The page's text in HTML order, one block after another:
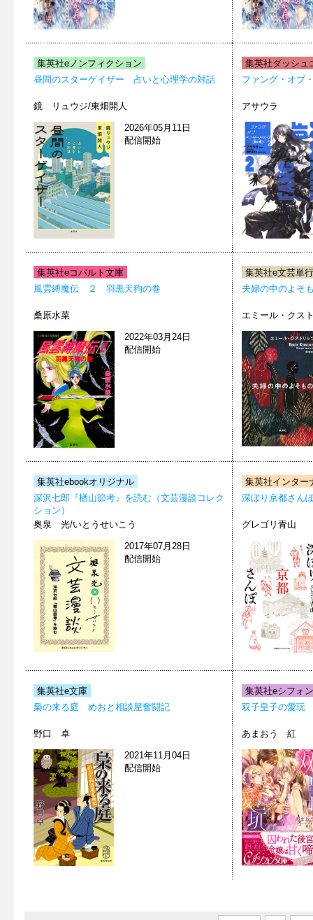
集英社eノンフィクション
昼間のスターゲイザー 占いと心理学の対話
鏡 リュウジ/東畑開人
2026年05月11日
配信開始
集英社ダッシュ
ファング・オブ
アサウラ
集英社eコバルト文庫
風雲縛魔伝 ２ 羽黒天狗の巻
桑原水菜
2022年03月24日
配信開始
集英社e文芸単
夫婦の中のよそ
エミール・クス
集英社ebookオリジナル
深沢七郎『楢山節考』を読む（文芸漫談コレク
ション）
奥泉 光/いとうせいこう
2017年07月28日
配信開始
集英社インター
深ぼり京都さん
グレゴリ青山
集英社e文庫
梟の来る庭 めおと相談屋奮闘記
野口 卓
2021年11月04日
配信開始
集英社eシフォ
双子皇子の愛玩
あまおう 紅